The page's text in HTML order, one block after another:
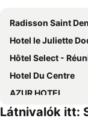
Radisson Saint
Hotel le Juliette
Hôtel Select -
Hotel Du Centre
AZUR HOTEL
Látnivalók itt: